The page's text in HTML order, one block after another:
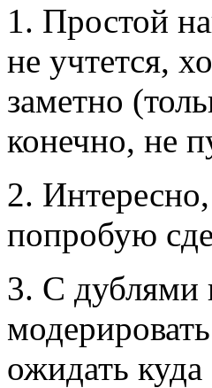
1. Простой
не учтется,
заметно
конечно, не
2.
попробую
3. С дублями
ожидать